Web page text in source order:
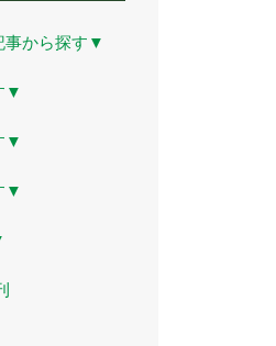
事から探す ▼
▼
▼
▼